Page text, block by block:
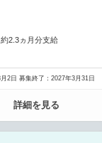
2.3ヵ月分支給
2日 募集終了：2027年3月31日
詳細を見る